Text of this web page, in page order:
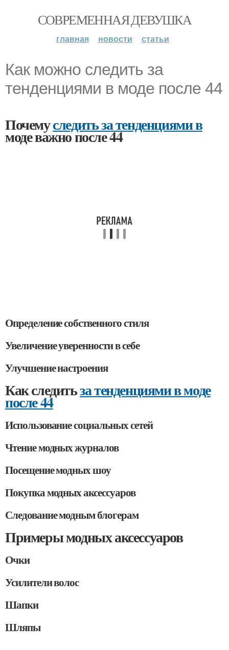
СОВРЕМЕННАЯ ДЕВУШКА
главная новости статьи
Как можно следить за
тенденциями в моде после 44
Почемуследить за тенденциями в
моде важно после 44
Определение собственного стиля
Увеличение уверенности в себе
Улучшение настроения
Как следитьза тенденциями в моде
после 44
Использование социальных сетей
Чтение модных журналов
Посещение модных шоу
Покупка модных аксессуаров
Следование модным блогерам
Примеры модных аксессуаров
Очки
Усилители волос
Шапки
Шляпы